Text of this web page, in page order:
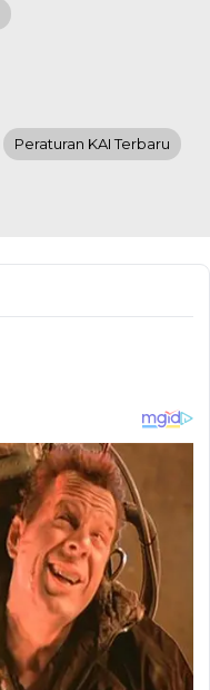
Peraturan KAI Terbaru